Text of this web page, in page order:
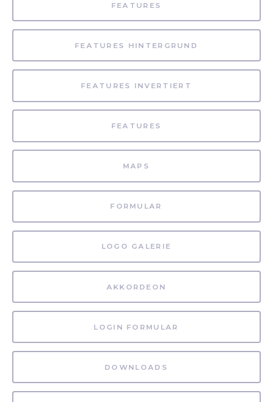
FEATURES
FEATURES HINTERGRUND
FEATURES INVERTIERT
FEATURES
MAPS
FORMULAR
LOGO GALERIE
AKKORDEON
LOGIN FORMULAR
DOWNLOADS